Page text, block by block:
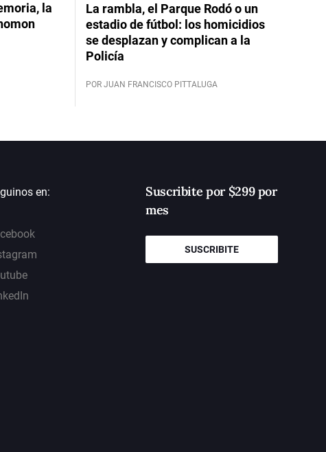
la
La rambla, el Parque Rodó o un
estadio de fútbol: los homicidios
se desplazan y complican a la
Policía
POR JUAN FRANCISCO PITTALUGA
en:
Suscribite por $299 por
mes
SUSCRIBITE